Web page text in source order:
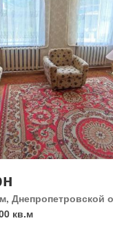
Днепропетровской
кв.м